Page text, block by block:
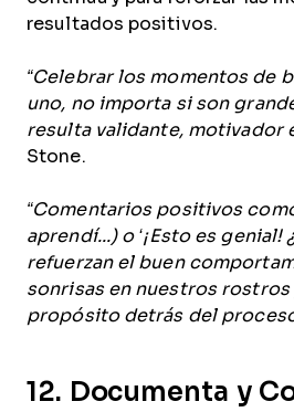
resultados positivos.
“Celebrar los momentos de
uno, no importa si son
resulta validante, motivador
Stone.
“Comentarios positivos como
aprendí...) o ‘¡Esto es genial!
refuerzan el buen
sonrisas en nuestros rostros
propósito detrás del
12. Documenta y